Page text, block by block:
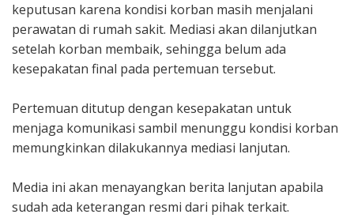
keputusan karena kondisi korban masih menjalani
perawatan di rumah sakit. Mediasi akan dilanjutkan
setelah korban membaik, sehingga belum ada
kesepakatan final pada pertemuan tersebut.
‎Pertemuan ditutup dengan kesepakatan untuk
menjaga komunikasi sambil menunggu kondisi korban
memungkinkan dilakukannya mediasi lanjutan.
‎Media ini akan menayangkan berita lanjutan apabila
sudah ada keterangan resmi dari pihak terkait.